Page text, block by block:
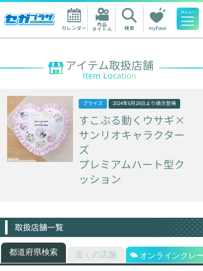
カレンダー 作品
タイトル 検索 myFave
人気ワード
アイテム取扱店舗
Item Location
プライズ 2024年6月28日 より順次登場
すこぶる動くウサギ×
サンリオキャラクター
ズ
プレミアムハート型ク
ッション
取扱店舗一覧
都道府県検索 近くの店舗 オンラインクレー